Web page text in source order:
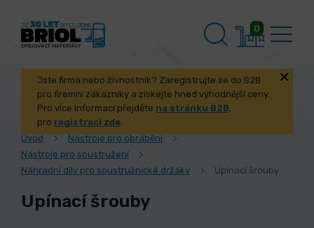
0
Jste firma nebo živnostník? Zaregistrujte se do B2B
pro firemní zákazníky a získejte hned výhodnější ceny.
Pro více informací přejděte na stránku B2B,
pro registraci zde.
Úvod
Nástroje pro obrábění
Nástroje pro soustružení
Náhradní díly pro soustružnické držáky
Upínací šrouby
Upínací šrouby